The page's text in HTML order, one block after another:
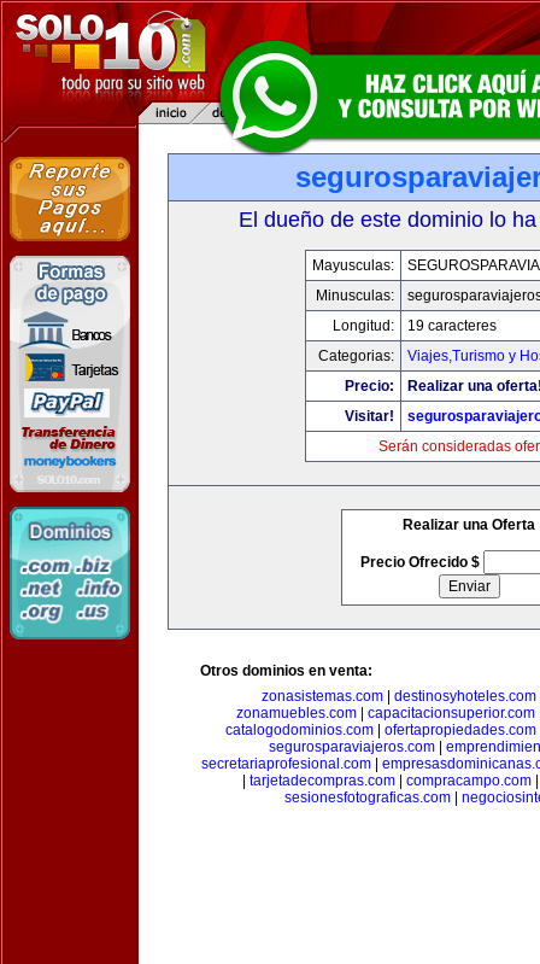
El dueño de este dominio lo
Mayusculas:
Minusculas:
Longitud:
19 caracteres
Categorias:
Viajes,Turismo y
Precio:
Realizar una
Visitar!
Serán consideradas
Realizar una Oferta
Precio Ofrecido $
Otros dominios en venta:
zonasistemas.com| destinosyhoteles.com
zonamuebles.com| capacitacionsuperior.com
catalogodominios.com| ofertapropiedades.com
segurosparaviajeros.com
secretariaprofesional.com|
tarjetadecompras.com compracampo.com
sesionesfotograficas.com